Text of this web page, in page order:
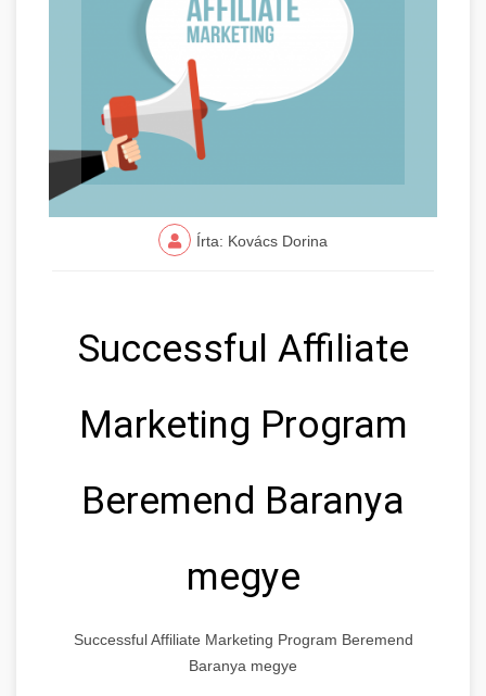
Írta: Kovács Dorina
Successful Affiliate
Marketing Program
Beremend Baranya
megye
Successful Affiliate Marketing Program Beremend
Baranya megye